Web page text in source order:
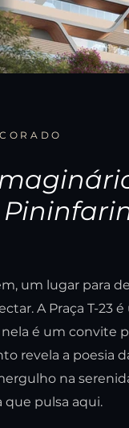
um lugar para
A Praça T-23
é um convite
revela a poesia
na
que pulsa aqui.